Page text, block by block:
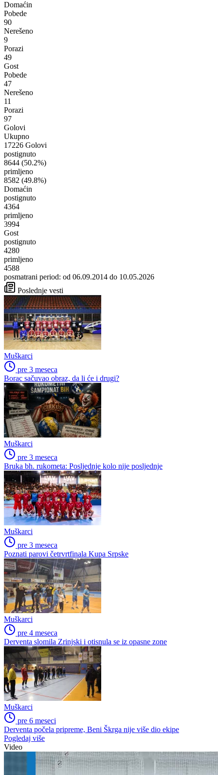
Domaćin
Pobede
90
Nerešeno
9
Porazi
49
Gost
Pobede
47
Nerešeno
11
Porazi
97
Golovi
Ukupno
17226 Golovi
postignuto
8644 (50.2%)
primljeno
8582 (49.8%)
Domaćin
postignuto
4364
primljeno
3994
Gost
postignuto
4280
primljeno
4588
posmatrani period: od 06.09.2014 do 10.05.2026
Poslednje vesti
Muškarci
pre 3 meseca
Borac sačuvao obraz, da li će i drugi?
Muškarci
pre 3 meseca
Bruka bh. rukometa: Posljednje kolo nije posljednje
Muškarci
pre 3 meseca
Poznati parovi četrvrtfinala Kupa Srpske
Muškarci
pre 4 meseca
Derventa slomila Zrinjski i otisnula se iz opasne zone
Muškarci
pre 6 meseci
Derventa počela pripreme, Beni Škrga nije više dio ekipe
Pogledaj više
Video